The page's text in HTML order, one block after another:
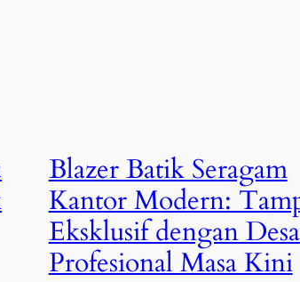
Blazer Batik Seragam
Kantor Modern:
Eksklusif dengan
Profesional Masa Kini